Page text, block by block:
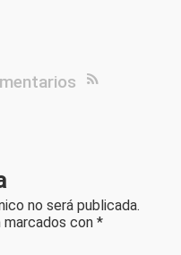
no será publicada.
con *